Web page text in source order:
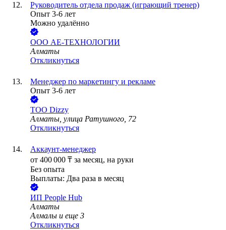
Руководитель отдела продаж (играющий тренер)
Опыт 3-6 лет
Можно удалённо
ООО АЕ-ТЕХНОЛОГИИ
Алматы
Откликнуться
Менеджер по маркетингу и рекламе
Опыт 3-6 лет
ТОО Dizzy
Алматы, улица Ратушного, 72
Откликнуться
Аккаунт-менеджер
от 400 000 ₸ за месяц, на руки
Без опыта
Выплаты: Два раза в месяц
ИП People Hub
Алматы
Алмалы и еще 3
Откликнуться